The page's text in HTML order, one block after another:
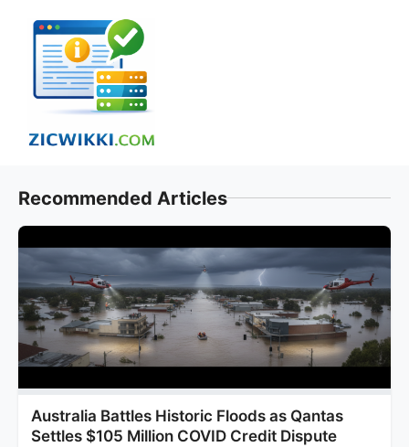
content
Recommended Articles
Australia Battles Historic Floods as Qantas
Settles $105 Million COVID Credit Dispute